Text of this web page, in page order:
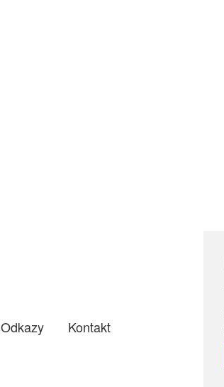
Odkazy Kontakt